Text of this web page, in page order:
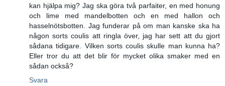
kan hjälpa mig? Jag ska göra två parfaiter, en med honung
och lime med mandelbotten och en med hallon och
hasselnötsbotten. Jag funderar på om man kanske ska ha
någon sorts coulis att ringla över, jag har sett att du gjort
sådana tidigare. Vilken sorts coulis skulle man kunna ha?
Eller tror du att det blir för mycket olika smaker med en
sådan också?
Svara